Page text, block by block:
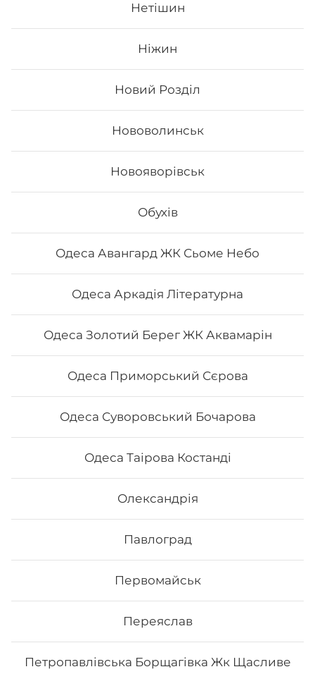
Нетішин
Ніжин
Новий Розділ
Нововолинськ
Новояворівськ
Обухів
Одеса Авангард ЖК Сьоме Небо
Одеса Аркадія Літературна
Одеса Золотий Берег ЖК Аквамарін
Одеса Приморський Сєрова
Одеса Суворовський Бочарова
Одеса Таірова Костанді
Олександрія
Павлоград
Первомайськ
Переяслав
Петропавлівська Борщагівка Жк Щасливе
Сет Філадельфія top
Філадельфія з вугрем - Філадельфія з креветкою -
644₴ Хочу
Вага: 685 г Склад: філадельфія з лососем 1/2,
філадельфія з копченим лососем 1/2, філадельфія з
тунцем 1/2, філадельфія з вугрем 1/2, філадельфія з
тигровою креветкою 1/2